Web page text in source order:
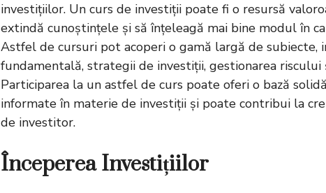
investițiilor. Un curs de investiții poate fi o resursă
extindă cunoștințele și să înțeleagă mai bine modul în
Astfel de cursuri pot acoperi o gamă largă de subiecte,
fundamentală, strategii de investiții, gestionarea
Participarea la un astfel de curs poate oferi o bază
informate în materie de investiții și poate contribui la
de investitor.
Începerea Investițiilor